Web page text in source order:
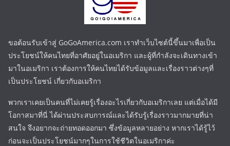
ขอต้อนรับเข้าสู่ GoGoAmerica.com เราทำเว็บไซต์นี้ขึ้นมาเพื่อเป็น
ประโยชน์ให้คนไทยที่อาศัยอยู่ในอเมริกา และผู้ที่กำลังจะเดินทางเข้า
มาในอเมริกา เราต้องการให้คนไทยได้รับข้อมูลและเรื่องราวต่างๆที่
เป็นประโยชน์ เกี่ยวกับอเมริกา
พวกเราเคยเป็นคนที่ไม่เคยรู้เรื่องอะไรเกี่ยวกับอเมริกาเลย แต่เมื่อได้มี
โอกาสมาที่นี่ ได้ผ่านประสบการณ์และได้รับรู้เรื่องราวมากมายที่น่า
สนใจ จึงอยากจะถ่ายทอดออกมา ซึ่งข้อมูลหลายอย่าง หากเราได้รู้ไว้
ก่อนจะเป็นประโยชน์มากๆในการใช้ชีวิตในอเมริกาค่ะ